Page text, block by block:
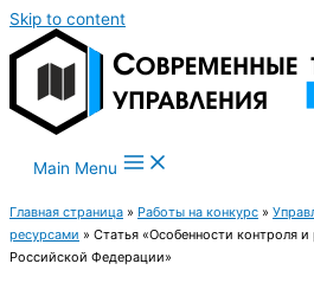
Skip to content
Main Menu
Главная страница » Работы на конкурс »
ресурсами » Статья «Особенности контроля
Российской Федерации»